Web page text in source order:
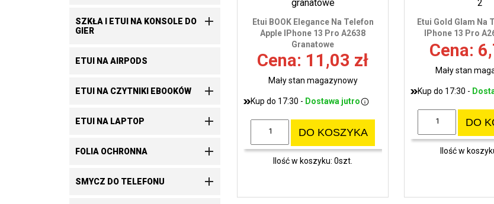
SZKŁA I ETUI NA KONSOLE DO
GIER

ETUI NA AIRPODS
ETUI NA CZYTNIKI EBOOKÓW 
ETUI NA LAPTOP 
FOLIA OCHRONNA 
SMYCZ DO TELEFONU 
Etui BOOK Elegance Na Telefon
Apple IPhone 13 Pro A2638
Granatowe
Cena: 11,03 zł
Mały stan magazynowy
Kup do 17:30 - Dostawa jutro
DO KOSZYKA
Ilość w koszyku: 0szt.
Etui Gold Glam Na
IPhone 13 Pro
Cena:
Mały stan
Kup do 17:30 -
DO
Ilość w